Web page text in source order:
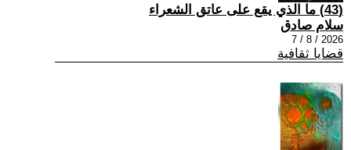
(43) ما الذي يقع على عاتق الشعراء
سلام صادق
2026 / 8 / 7
قضايا ثقافية